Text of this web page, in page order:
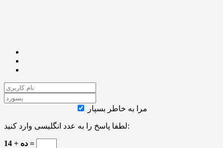
مرا به خاطر بسپار
لطفا پاسخ را به عدد انگلیسی وارد کنید:
ده + 14 =